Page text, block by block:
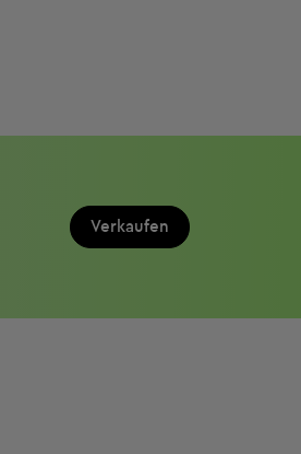
Verkaufen